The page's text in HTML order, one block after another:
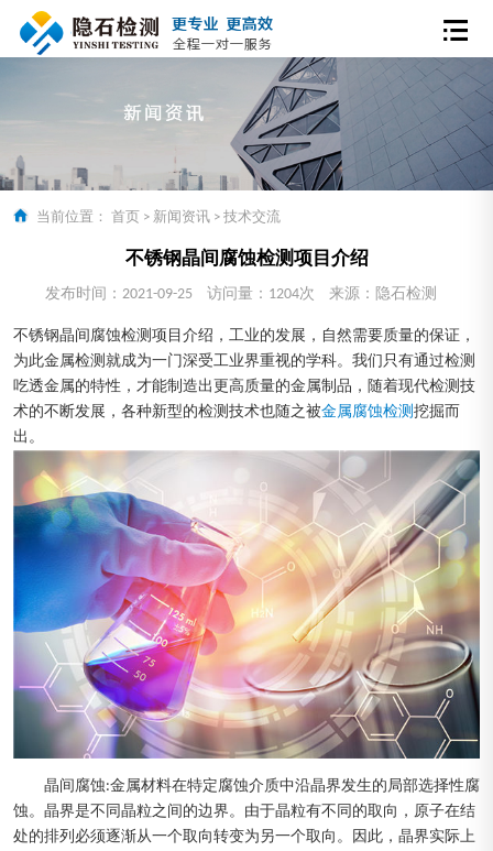
当前位置： 首页 > 新闻资讯 > 技术交流
不锈钢晶间腐蚀检测项目介绍
发布时间：2021-09-25 访问量：1204次 来源：隐石检测
不锈钢晶间腐蚀检测项目介绍，工业的发展，自然需要质量的保证，
为此金属检测就成为一门深受工业界重视的学科。我们只有通过检测
吃透金属的特性，才能制造出更高质量的金属制品，随着现代检测技
术的不断发展，各种新型的检测技术也随之被金属腐蚀检测 挖掘而
出。
晶间腐蚀:金属材料在特定腐蚀介质中沿晶界发生的局部选择性腐
蚀。晶界是不同晶粒之间的边界。由于晶粒有不同的取向，原子在结
处的排列必须逐渐从一个取向转变为另一个取向。因此，晶界实际上